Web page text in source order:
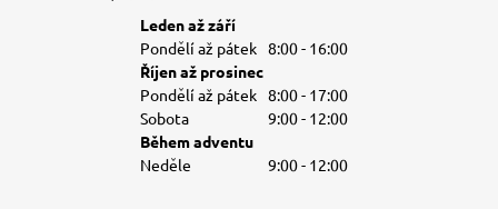
Leden až září
Pondělí až pátek 8:00 - 16:00
Říjen až prosinec
Pondělí až pátek 8:00 - 17:00
Sobota
9:00 - 12:00
Během adventu
Neděle
9:00 - 12:00